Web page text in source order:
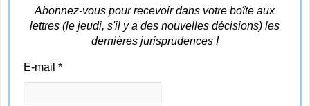
Abonnez-vous pour recevoir dans votre boîte aux
lettres (le jeudi, s'il y a des nouvelles décisions) les
dernières jurisprudences !
E-mail*